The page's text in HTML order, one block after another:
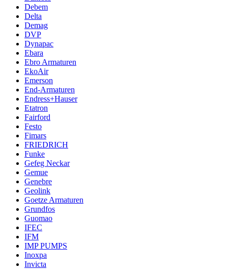
Debem
Delta
Demag
DVP
Dynapac
Ebara
Ebro Armaturen
EkoAir
Emerson
End-Armaturen
Endress+Hauser
Etatron
Fairford
Festo
Fimars
FRIEDRICH
Funke
Gefeg Neckar
Gemue
Genebre
Geolink
Goetze Armaturen
Grundfos
Guomao
IFEC
IFM
IMP PUMPS
Inoxpa
Invicta